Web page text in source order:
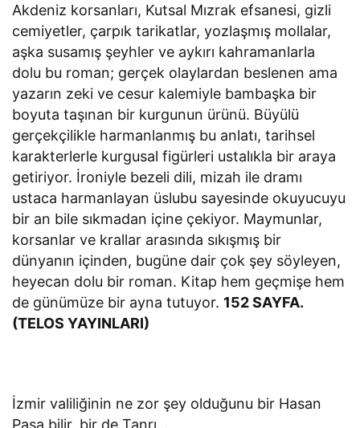
Akdeniz korsanları, Kutsal Mızrak efsanesi, gizli
cemiyetler, çarpık tarikatlar, yozlaşmış mollalar,
aşka susamış şeyhler ve aykırı kahramanlarla
dolu bu roman; gerçek olaylardan beslenen ama
yazarın zeki ve cesur kalemiyle bambaşka bir
boyuta taşınan bir kurgunun ürünü. Büyülü
gerçekçilikle harmanlanmış bu anlatı, tarihsel
karakterlerle kurgusal figürleri ustalıkla bir araya
getiriyor. İroniyle bezeli dili, mizah ile dramı
ustaca harmanlayan üslubu sayesinde okuyucuyu
bir an bile sıkmadan içine çekiyor. Maymunlar,
korsanlar ve krallar arasında sıkışmış bir
dünyanın içinden, bugüne dair çok şey söyleyen,
heyecan dolu bir roman. Kitap hem geçmişe hem
de günümüze bir ayna tutuyor. 152 SAYFA.
(TELOS YAYINLARI)
İzmir valiliğinin ne zor şey olduğunu bir Hasan
Paşa bilir, bir de Tanrı…